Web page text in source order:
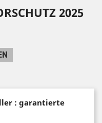
2025
: garantierte